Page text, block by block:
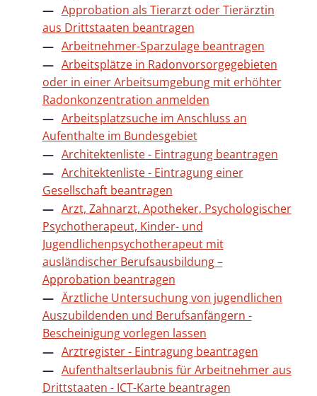
Approbation als Tierarzt oder Tierärztin
aus Drittstaaten beantragen
Arbeitnehmer-Sparzulage beantragen
Arbeitsplätze in Radonvorsorgegebieten
oder in einer Arbeitsumgebung mit erhöhter
Radonkonzentration anmelden
Arbeitsplatzsuche im Anschluss an
Aufenthalte im Bundesgebiet
Architektenliste - Eintragung beantragen
Architektenliste - Eintragung einer
Gesellschaft beantragen
Arzt, Zahnarzt, Apotheker, Psychologischer
Psychotherapeut, Kinder- und
Jugendlichenpsychotherapeut mit
ausländischer Berufsausbildung –
Approbation beantragen
Ärztliche Untersuchung von jugendlichen
Auszubildenden und Berufsanfängern -
Bescheinigung vorlegen lassen
Arztregister - Eintragung beantragen
Aufenthaltserlaubnis für Arbeitnehmer aus
Drittstaaten - ICT-Karte beantragen